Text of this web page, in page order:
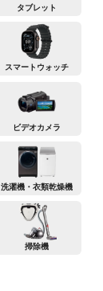
タブレット
スマートウォッチ
ビデオカメラ
洗濯機・衣類乾燥機
掃除機